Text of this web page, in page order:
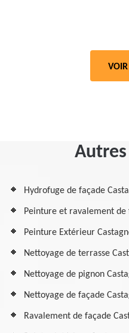
Hydrofuge de façade
Peinture et ravalement de
Peinture Extérieur
Nettoyage de terrasse
Nettoyage de pignon
Nettoyage de façade
Ravalement de façade